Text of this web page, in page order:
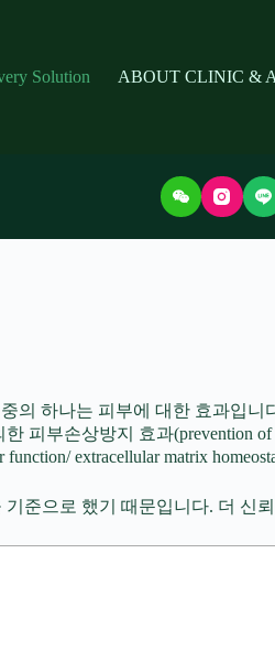
Solution ABOUT CLINIC &
하나는 피부에 대한 효과입니
부손상방지 효과(prevention of
extracellular matrix
준으로 했기 때문입니다. 더 신